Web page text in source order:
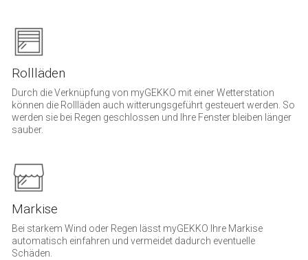
Rollläden
Durch die Verknüpfung von myGEKKO mit einer Wetterstation
können die Rollläden auch witterungsgeführt gesteuert werden. So
werden sie bei Regen geschlossen und Ihre Fenster bleiben länger
sauber.
Markise
Bei starkem Wind oder Regen lässt myGEKKO Ihre Markise
automatisch einfahren und vermeidet dadurch eventuelle
Schäden.